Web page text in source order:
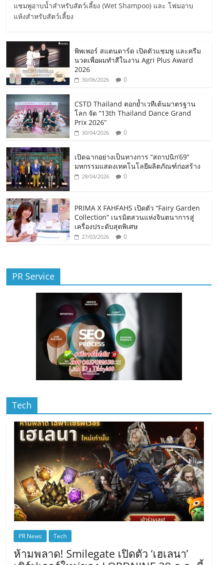
แชมพูอาบน้ำสำหรับสัตว์เลี้ยง (Wet Shampoo) และ โฟมอาบ
แห้งสำหรับสัตว์เลี้ยง
พิพเพอร์ สแตนดาร์ด เปิดตัวแชมพู และครีม
นวดเพื่อผมทำสีในงาน Agri Plus Award
2026
30/06/2026 0
CSTD Thailand ตอกย้ำเวทีเต้นมาตรฐาน
โลก จัด “13th Thailand Dance Grand
Prix 2026”
30/04/2026 0
เปิดฉากอย่างเป็นทางการ “สถาปนิก’69”
มหกรรมแสดงเทคโนโลยีผลิตภัณฑ์ก่อสร้าง
28/04/2026 0
PRIMA X FAHFAHS เปิดตัว “Fairy Garden
Collection” เนรมิตสวนแห่งจินตนาการสู่
เครื่องประดับสุดพิเศษ
27/03/2026 0
PR Service
Tech
PR News Tech
ห้ามพลาด! Smilegate เปิดตัว ‘เฮเลนา’